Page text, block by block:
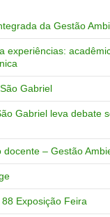
da Gestão
experiências:
Gabriel
Gabriel leva debate
– Gestão
Exposição Feira